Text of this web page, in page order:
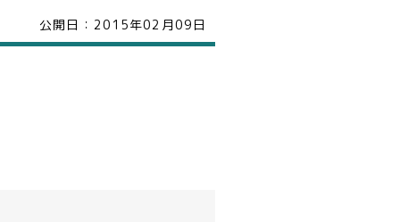
公開日： 2015年02月09日